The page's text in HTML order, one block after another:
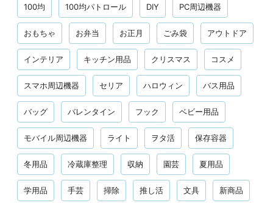
100均 100均パトロール DIY PC周辺機器
おもちゃ お弁当 お正月 ごみ袋 アウトドア
インテリア キッチン用品 クリスマス コスメ
スマホ周辺機器 セリア ハロウィン バス用品
バッグ バレンタイン フック ベビー用品
モバイル周辺機器 ライト ヲタ活 保存容器
冬用品 冷蔵庫整理 収納 園芸 夏用品
学用品 手芸 掃除 推し活 文具 新商品